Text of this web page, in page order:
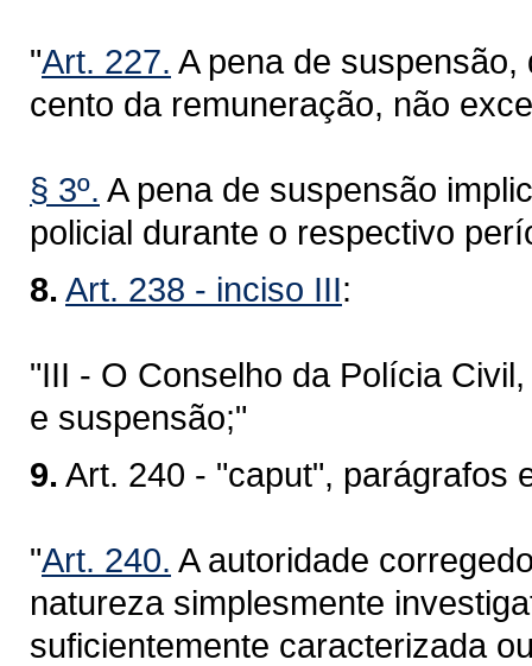
"Art. 227. A pena de
cento da remuneração, não
§ 3º. A pena de suspensão
policial durante o respectivo
8. Art. 238 - inciso III:
"III - O Conselho da Polícia
e suspensão;"
9. Art. 240 - "caput", parágrafos
"Art. 240. A autoridade
natureza simplesmente
suficientemente caracterizada